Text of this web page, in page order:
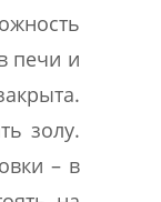
печи и
золу.
– в